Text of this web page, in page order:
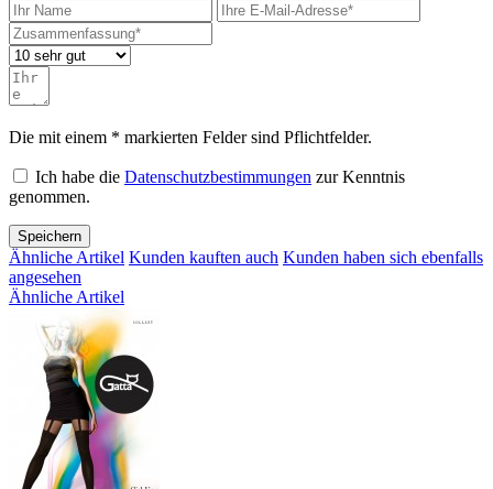
Die mit einem * markierten Felder sind Pflichtfelder.
Ich habe die Datenschutzbestimmungen zur Kenntnis
genommen.
Speichern
Ähnliche Artikel Kunden kauften auch Kunden haben sich ebenfalls
angesehen
Ähnliche Artikel